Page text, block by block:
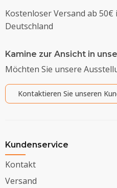
Kostenloser Versand ab
Deutschland
Kamine zur Ansicht in
Möchten Sie unsere
Kontaktieren Sie unseren
Kundenservice
Kontakt
Versand